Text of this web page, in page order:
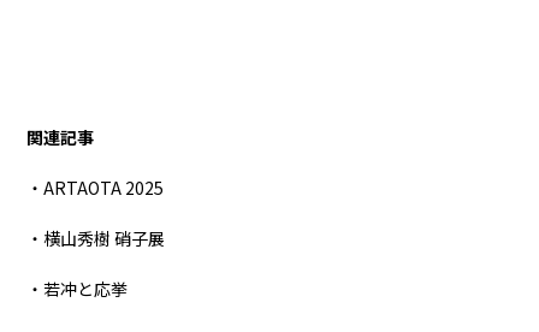
関連記事
・ARTAOTA 2025
・横山秀樹 硝子展
・若冲と応挙